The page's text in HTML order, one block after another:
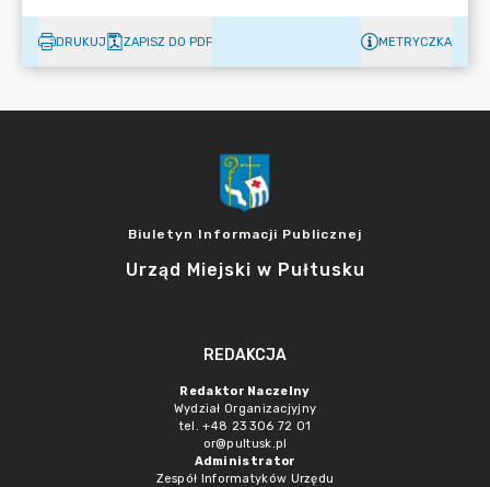
DRUKUJ ZAPISZ DO PDF METRYCZKA
Biuletyn Informacji Publicznej
Urząd Miejski w Pułtusku
REDAKCJA
Redaktor Naczelny
Wydział Organizacjyjny
tel. +48 23 306 72 01
or@pultusk.pl
Administrator
Zespół Informatyków Urzędu